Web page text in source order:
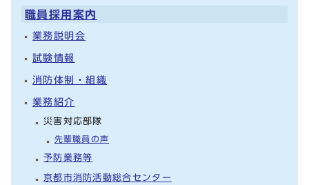
職員採用案内
業務説明会
試験情報
消防体制・組織
業務紹介
災害対応部隊
先輩職員の声
予防業務等
京都市消防活動総合センター